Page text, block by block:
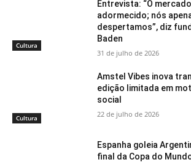
Cultura
Entrevista: “O
adormecido; nós
despertamos”, diz
Baden
31 de julho de 2026
Cultura
Amstel Vibes inova
edição limitada em
social
22 de julho de 2026
Espanha goleia
final da Copa do